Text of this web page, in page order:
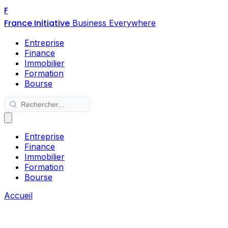
F
France Initiative Business Everywhere
Entreprise
Finance
Immobilier
Formation
Bourse
Entreprise
Finance
Immobilier
Formation
Bourse
Accueil